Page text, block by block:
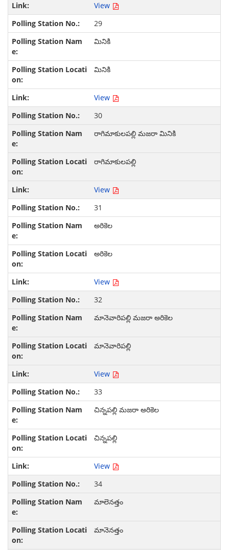
View
29
మినికి
మినికి
View
30
రాగిమాకులపల్లి మజరా మినికి
రాగిమాకులపల్లి
View
31
అరికెల
అరికెల
View
32
మానెవారిపల్లి మజరా అరికెల
మానెవారిపల్లి
View
33
చిన్నపల్లి మజరా అరికెల
చిన్నపల్లి
View
34
మాలెనత్తం
మానెనత్తం